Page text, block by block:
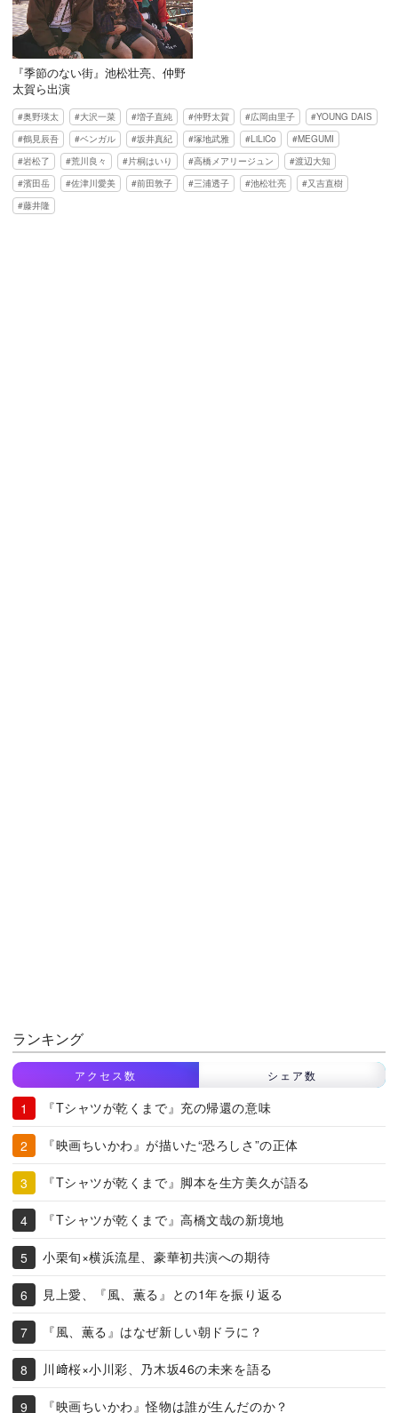
『季節のない街』池松壮亮、仲野
太賀ら出演
奥野瑛太 大沢一菜 増子直純 仲野太賀 広岡由里子
YOUNG DAIS
鶴見辰吾
ベンガル 坂井真紀 塚地武雅 LiLiCo
MEGUMI
岩松了
荒川良々 片桐はいり 高橋メアリージュン
渡辺大知
濱田岳
佐津川愛美 前田敦子 三浦透子 池松壮亮
又吉直樹
藤井隆
ランキング
アクセス数 シェア数
『Tシャツが乾くまで』充の帰還の意味
『映画ちいかわ』が描いた“恐ろしさ”の正体
『Tシャツが乾くまで』脚本を生方美久が語る
『Tシャツが乾くまで』高橋文哉の新境地
小栗旬×横浜流星、豪華初共演への期待
見上愛、『風、薫る』との1年を振り返る
『風、薫る』はなぜ新しい朝ドラに？
川﨑桜×小川彩、乃木坂46の未来を語る
『映画ちいかわ』怪物は誰が生んだのか？